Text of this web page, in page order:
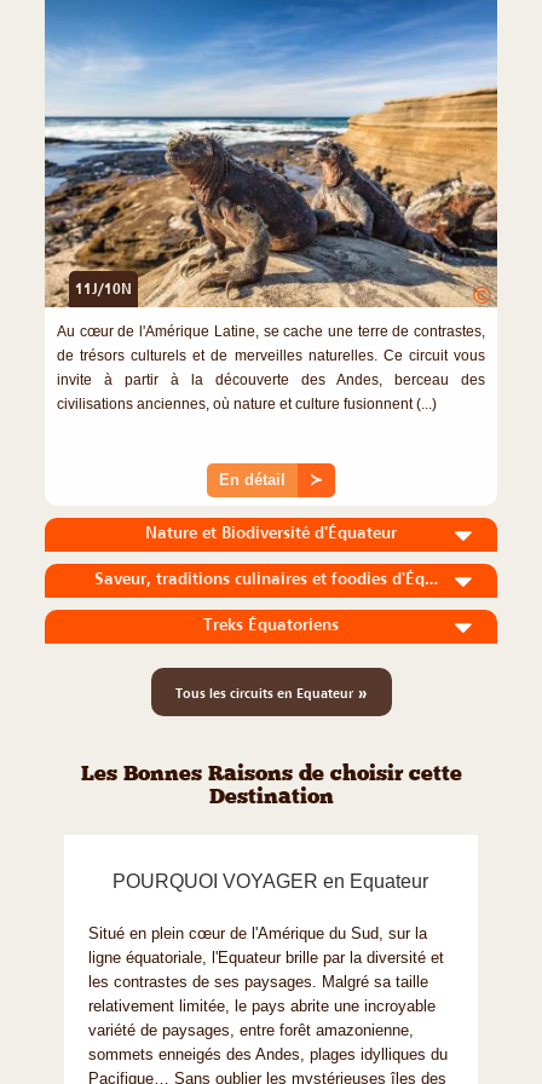
11J/10N ©
Au cœur de l'Amérique Latine, se cache une terre de contrastes,
de trésors culturels et de merveilles naturelles. Ce circuit vous
invite à partir à la découverte des Andes, berceau des
civilisations anciennes, où nature et culture fusionnent (...)
En détail ≻
Nature et Biodiversité d'Équateur
Saveur, traditions culinaires et foodies d'Équateur
Treks Équatoriens
Tous les circuits en Equateur»
Les Bonnes Raisons de choisir cette
Destination
POURQUOI VOYAGER en Equateur
Situé en plein cœur de l'Amérique du Sud, sur la
ligne équatoriale, l'Equateur brille par la diversité et
les contrastes de ses paysages. Malgré sa taille
relativement limitée, le pays abrite une incroyable
variété de paysages, entre forêt amazonienne,
sommets enneigés des Andes, plages idylliques du
Pacifique… Sans oublier les mystérieuses îles des